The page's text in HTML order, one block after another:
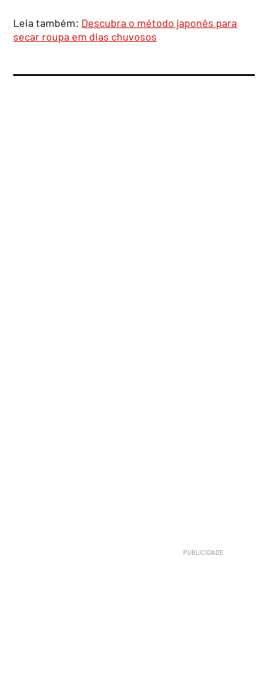
Leia também: Descubra o método japonês para
secar roupa em dias chuvosos